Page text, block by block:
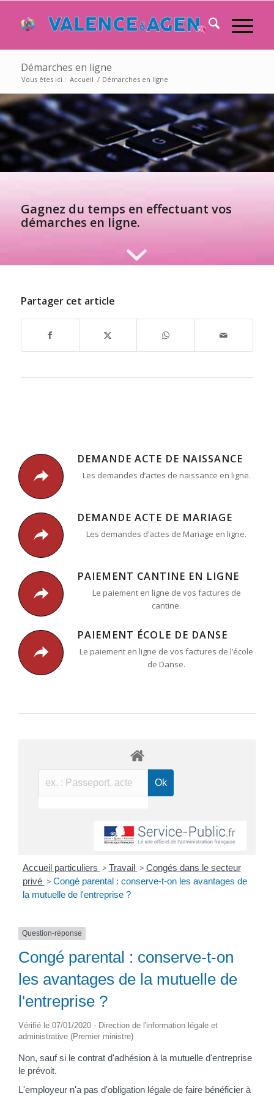
Démarches en ligne
Vous êtes ici : Accueil / Démarches en ligne
Gagnez du temps en effectuant vos
démarches en ligne.
Partager cet article
DEMANDE ACTE DE NAISSANCE
Les demandes d’actes de naissance en ligne.
DEMANDE ACTE DE MARIAGE
Les demandes d’actes de Mariage en ligne.
PAIEMENT CANTINE EN LIGNE
Le paiement en ligne de vos factures de
cantine.
PAIEMENT ÉCOLE DE DANSE
Le paiement en ligne de vos factures de l’école
de Danse.
Accueil particuliers > Travail > Congés dans le secteur
privé > Congé parental : conserve-t-on les avantages de
la mutuelle de l'entreprise ?
Question-réponse
Congé parental : conserve-t-on
les avantages de la mutuelle de
l'entreprise ?
Vérifié le 07/01/2020 - Direction de l'information légale et
administrative (Premier ministre)
Non, sauf si le contrat d'adhésion à la mutuelle d'entreprise
le prévoit.
L'employeur n'a pas d'obligation légale de faire bénéficier à